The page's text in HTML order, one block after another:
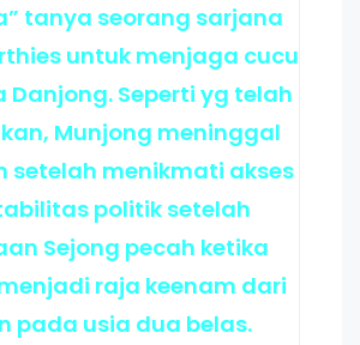
tanya seorang sarjana
untuk menjaga cucu
Danjong. Seperti yg telah
Munjong meninggal
setelah menikmati akses
politik setelah
Sejong pecah ketika
raja keenam dari
pada usia dua belas.